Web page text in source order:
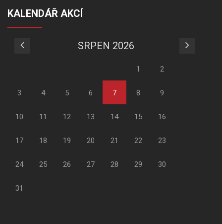
KALENDÁŘ AKCÍ
SRPEN 2026
1 2
3 4 5 6 7 8 9
10 11 12 13 14 15 16
17 18 19 20 21 22 23
24 25 26 27 28 29 30
31